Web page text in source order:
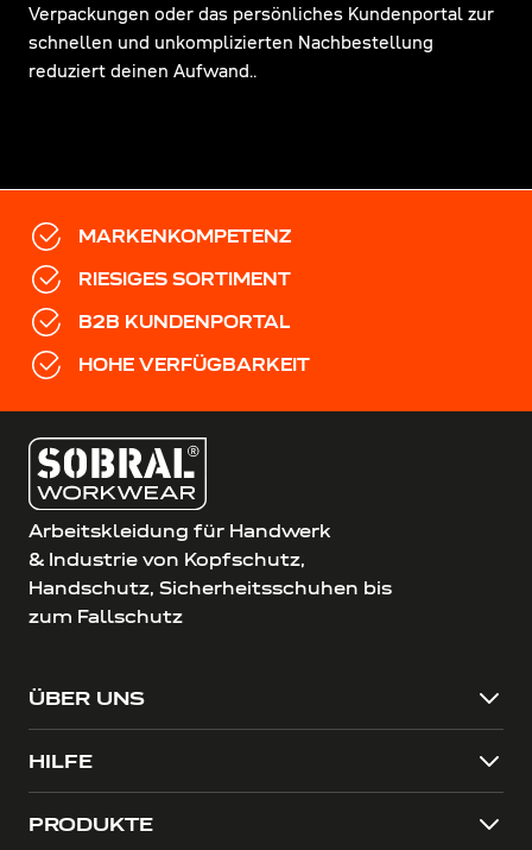
Verpackungen oder das persönliches Kundenportal zur
schnellen und unkomplizierten Nachbestellung
reduziert deinen Aufwand..
MARKENKOMPETENZ
RIESIGES SORTIMENT
B2B KUNDENPORTAL
HOHE VERFÜGBARKEIT
Arbeitskleidung für Handwerk
& Industrie von Kopfschutz,
Handschutz, Sicherheitsschuhen bis
zum Fallschutz
ÜBER UNS
HILFE
PRODUKTE